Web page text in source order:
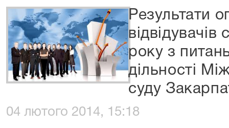
Результати
року з
дільності
суду
04 лютого 2014, 15:18